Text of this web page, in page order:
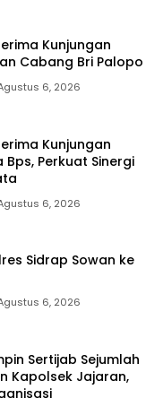
Kunjungan
Cabang Bri Palopo
6, 2026
Kunjungan
Perkuat Sinergi
6, 2026
Sidrap Sowan ke
6, 2026
Sertijab Sejumlah
Kapolsek Jajaran,